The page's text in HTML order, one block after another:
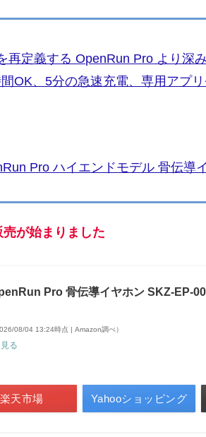
再定義する OpenRun Pro より深
OK、5分の急速充電、専用アプ
Pro ハイエンドモデル 骨伝導
が始まりました
Pro 骨伝導イヤホン SKZ-EP-
08/04 13:24時点 | Amazon調べ）
る
楽天市場 Yahooショッピング